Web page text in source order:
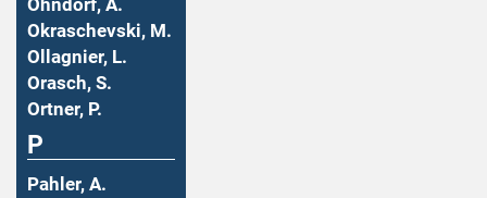
Ohndorf, A.
Okraschevski, M.
Ollagnier, L.
Orasch, S.
Ortner, P.
P
Pahler, A.